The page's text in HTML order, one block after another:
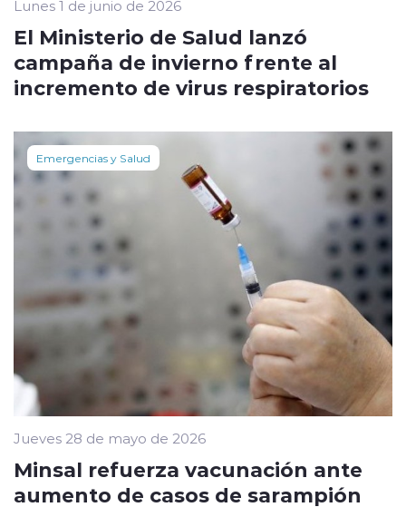
Lunes 1 de junio de 2026
El Ministerio de Salud lanzó
campaña de invierno frente al
incremento de virus respiratorios
Emergencias y Salud
Jueves 28 de mayo de 2026
Minsal refuerza vacunación ante
aumento de casos de sarampión